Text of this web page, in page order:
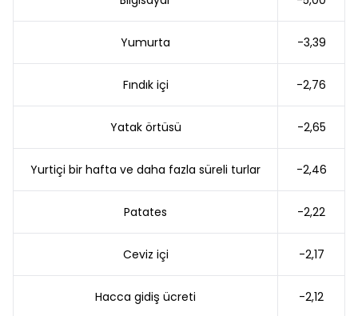
Yumurta -3,39
Fındık içi -2,76
Yatak örtüsü -2,65
Yurtiçi bir hafta ve daha fazla süreli turlar -2,46
Patates -2,22
Ceviz içi -2,17
Hacca gidiş ücreti -2,12